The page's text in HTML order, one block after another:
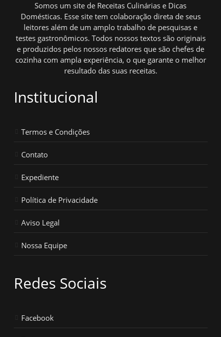
Somos um site de Receitas Culinárias e Dicas
Domésticas. Esse site tem colaboração direta de seus
leitores além de um amplo trabalho de pesquisas e
testes gastronômicos. Todos nossos textos são originais
e produzidos pelos nossos redatores que são chefes de
cozinha com ampla experiência, o que garante o melhor
resultado das suas receitas.
Institucional
Termos e Condições
Contato
Expediente
Política de Privacidade
Aviso Legal
Nossa Equipe
Redes Sociais
Facebook